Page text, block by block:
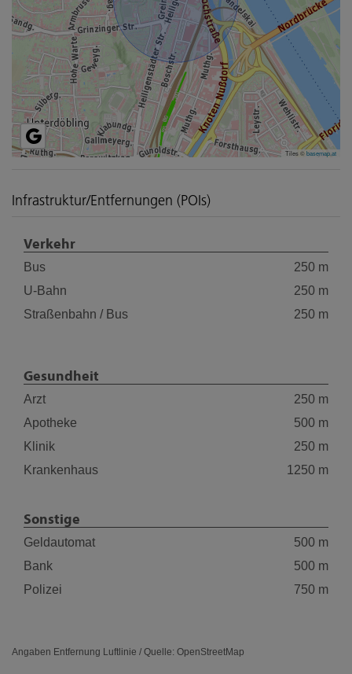
Tiles ©basemap.at
Infrastruktur/Entfernungen (POIs)
Verkehr
Bus
250 m
U-Bahn
250 m
Straßenbahn / Bus
250 m
Gesundheit
Arzt
250 m
Apotheke
500 m
Klinik
250 m
Krankenhaus
1250 m
Sonstige
Geldautomat
500 m
Bank
500 m
Polizei
750 m
Angaben Entfernung Luftlinie / Quelle: OpenStreetMap